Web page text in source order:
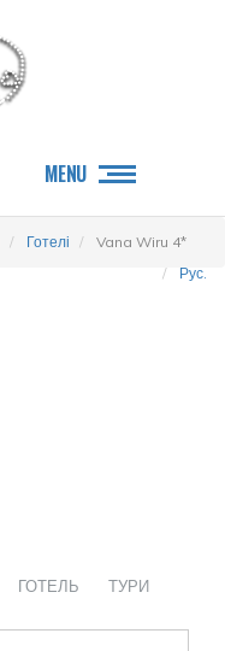
MENU
Готелі
Vana Wiru 4*
Рус.
ГОТЕЛЬ ТУРИ